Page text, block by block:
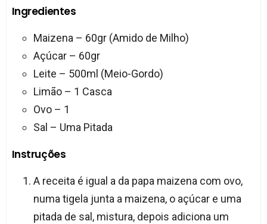
Ingredientes
Maizena – 60gr (Amido de Milho)
Açúcar – 60gr
Leite – 500ml (Meio-Gordo)
Limão – 1 Casca
Ovo – 1
Sal – Uma Pitada
Instruções
A receita é igual a da papa maizena com ovo,
numa tigela junta a maizena, o açúcar e uma
pitada de sal, mistura, depois adiciona um